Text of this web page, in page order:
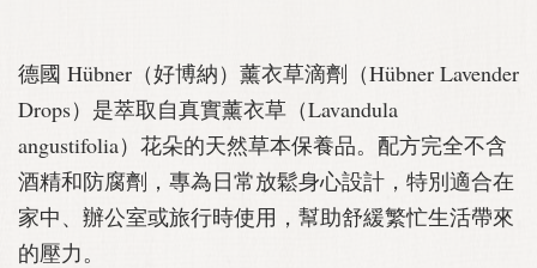
德國 Hübner（好博納）薰衣草滴劑（Hübner Lavender
Drops）是萃取自真實薰衣草（Lavandula
angustifolia）花朵的天然草本保養品。配方完全不含
酒精和防腐劑，專為日常放鬆身心設計，特別適合在
家中、辦公室或旅行時使用，幫助舒緩繁忙生活帶來
的壓力。